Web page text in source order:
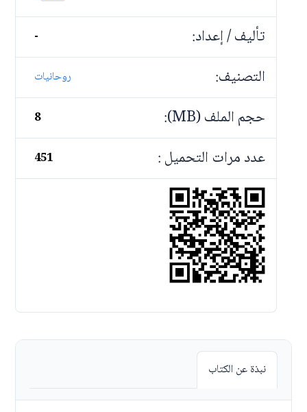
تأليف / إعداد:
-
التصنيف: روحانيات
حجم الملف (MB): 8
عدد مرات التحميل : 451
نبذة عن الكتاب